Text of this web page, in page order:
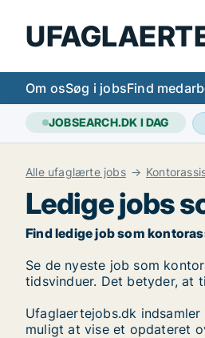
Om osSøg i jobsFind
JOBSEARCH.DK I DAG
Alle ufaglærte jobs
Ledige jobs
Find ledige job som
Se de nyeste job som
tidsvinduer. Det betyder, at
Ufaglaertejobs.dk
muligt at vise et opdateret